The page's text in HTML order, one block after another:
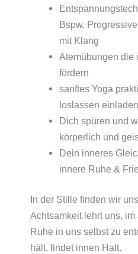
Bspw.
mit Klang
Atemübungen die
fördern
sanftes Yoga
loslassen einladen
Dich spüren und
körperlich und
Dein inneres
innere Ruhe &
In der Stille finden wir
Achtsamkeit lehrt uns,
Ruhe in uns selbst zu
hält, findet innen Halt.